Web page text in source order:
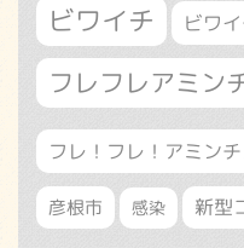
ビワイチ ビワ
フレフレアミン
フレ！フレ！アミン
彦根市 感染 新型